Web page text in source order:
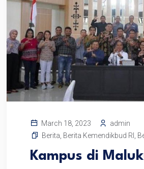
March 18, 2023
admin
Berita Berita Kemendikbud RI
Kampus di